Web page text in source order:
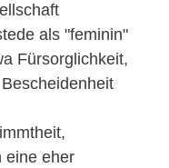
als "feminin"
Fürsorglichkeit,
eine eher